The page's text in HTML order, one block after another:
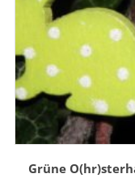
Grüne